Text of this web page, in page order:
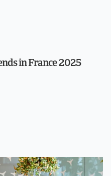
in France 2025